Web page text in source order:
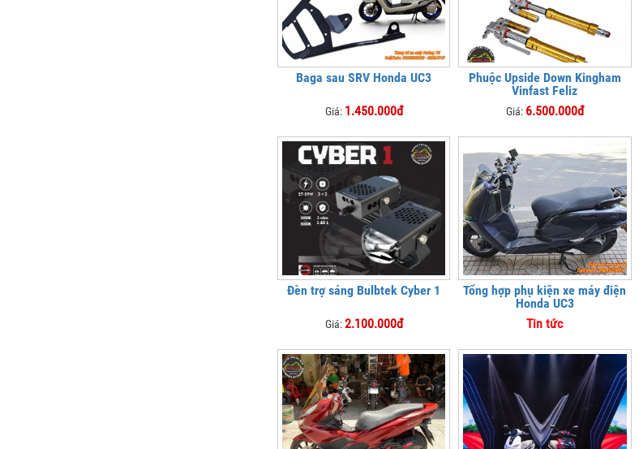
Baga sau SRV Honda UC3
Giá: 1.450.000đ
Phuộc Upside Down Kingham
Vinfast Feliz
Giá: 6.500.000đ
Đèn trợ sáng Bulbtek Cyber 1
Giá:2.100.000đ
Tổng hợp phụ kiện xe máy điện
Honda UC3
Tin tức